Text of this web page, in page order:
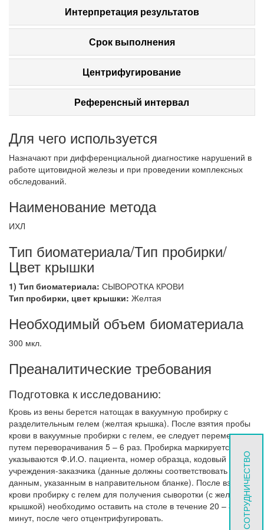
Интерпретация результатов
Срок выполнения
Центрифугирование
Референсный интервал
Для чего используется
Назначают при дифференциальной диагностике нарушений в
работе щитовидной железы и при проведении комплексных
обследований.
Наименование метода
ИХЛ
Тип биоматериала/Тип пробирки/
Цвет крышки
1) Тип биоматериала: СЫВОРОТКА КРОВИ
Тип пробирки, цвет крышки: Желтая
Необходимый объем биоматериала
300 мкл.
Преаналитические требования
Подготовка к исследованию:
Кровь из вены берется натощак в вакуумную пробирку с
разделительным гелем (желтая крышка). После взятия пробы
крови в вакуумные пробирки с гелем, ее следует перемешать
путем переворачивания 5 – 6 раз. Пробирка маркируется:
указываются Ф.И.О. пациента, номер образца, кодовый номер
учреждения-заказчика (данные должны соответствовать
данным, указанным в направительном бланке). После взятия
крови пробирку с гелем для получения сыворотки (с желтой
крышкой) необходимо оставить на столе в течение 20 – 30
минут, после чего отцентрифугировать.
СОТРУДНИЧЕСТВО